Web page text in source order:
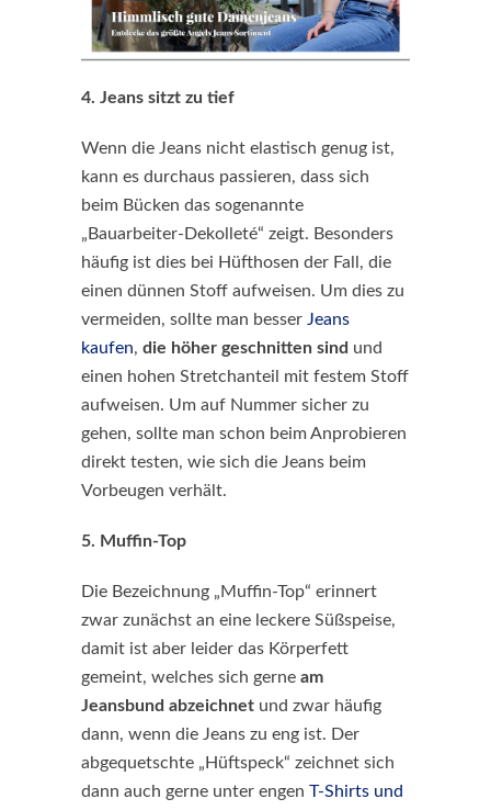
4. Jeans sitzt zu tief
Wenn die Jeans nicht elastisch genug ist,
kann es durchaus passieren, dass sich
beim Bücken das sogenannte
„Bauarbeiter-Dekolleté“ zeigt. Besonders
häufig ist dies bei Hüfthosen der Fall, die
einen dünnen Stoff aufweisen. Um dies zu
vermeiden, sollte man besser Jeans
kaufen, die höher geschnitten sind und
einen hohen Stretchanteil mit festem Stoff
aufweisen. Um auf Nummer sicher zu
gehen, sollte man schon beim Anprobieren
direkt testen, wie sich die Jeans beim
Vorbeugen verhält.
5. Muffin-Top
Die Bezeichnung „Muffin-Top“ erinnert
zwar zunächst an eine leckere Süßspeise,
damit ist aber leider das Körperfett
gemeint, welches sich gerne am
Jeansbund abzeichnet und zwar häufig
dann, wenn die Jeans zu eng ist. Der
abgequetschte „Hüftspeck“ zeichnet sich
dann auch gerne unter engen T-Shirts und